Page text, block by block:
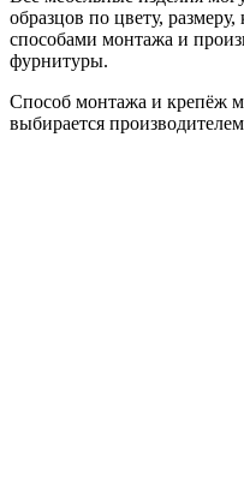
образцов по цвету,
способами монтажа и
фурнитуры.
Способ монтажа и крепёж
выбирается